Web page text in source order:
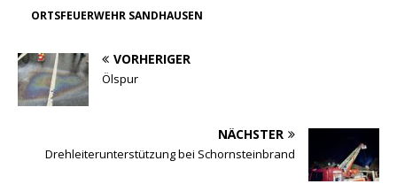
ORTSFEUERWEHR SANDHAUSEN
VORHERIGER
Ölspur
NÄCHSTER
Drehleiterunterstützung bei Schornsteinbrand